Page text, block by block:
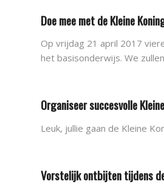
Doe mee met de Kleine
Op vrijdag 21 april 2017
het basisonderwijs. We
Organiseer succesvolle
Leuk, jullie gaan de Kleine
Vorstelijk ontbijten tijdens